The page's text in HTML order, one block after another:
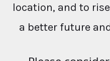
location, and to
a better future